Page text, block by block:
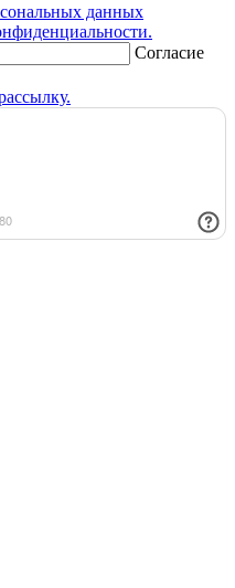
данных
Согласие